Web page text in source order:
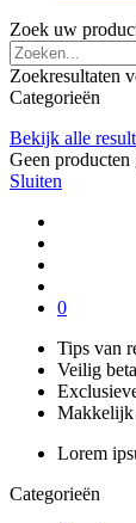
Zoek uw
Zoekresultaten
Categorieën
Bekijk alle
Geen producten
Sluiten
0
Tips van
Veilig
Makkelijk
Lorem
Categorieën